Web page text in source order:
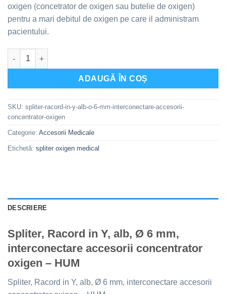
oxigen (concetrator de oxigen sau butelie de oxigen)
pentru a mari debitul de oxigen pe care il administram
pacientului.
Cantitate Spliter, Racord in Y, alb, Ø 6 mm, interconectare
ADAUGĂ ÎN COȘ
SKU: spliter-racord-in-y-alb-o-6-mm-interconectare-accesorii-
concentrator-oxigen
Categorie: Accesorii Medicale
Etichetă: spliter oxigen medical
DESCRIERE
Spliter, Racord in Y, alb, Ø 6 mm,
interconectare accesorii concentrator
oxigen – HUM
Spliter, Racord in Y, alb, Ø 6 mm, interconectare accesorii